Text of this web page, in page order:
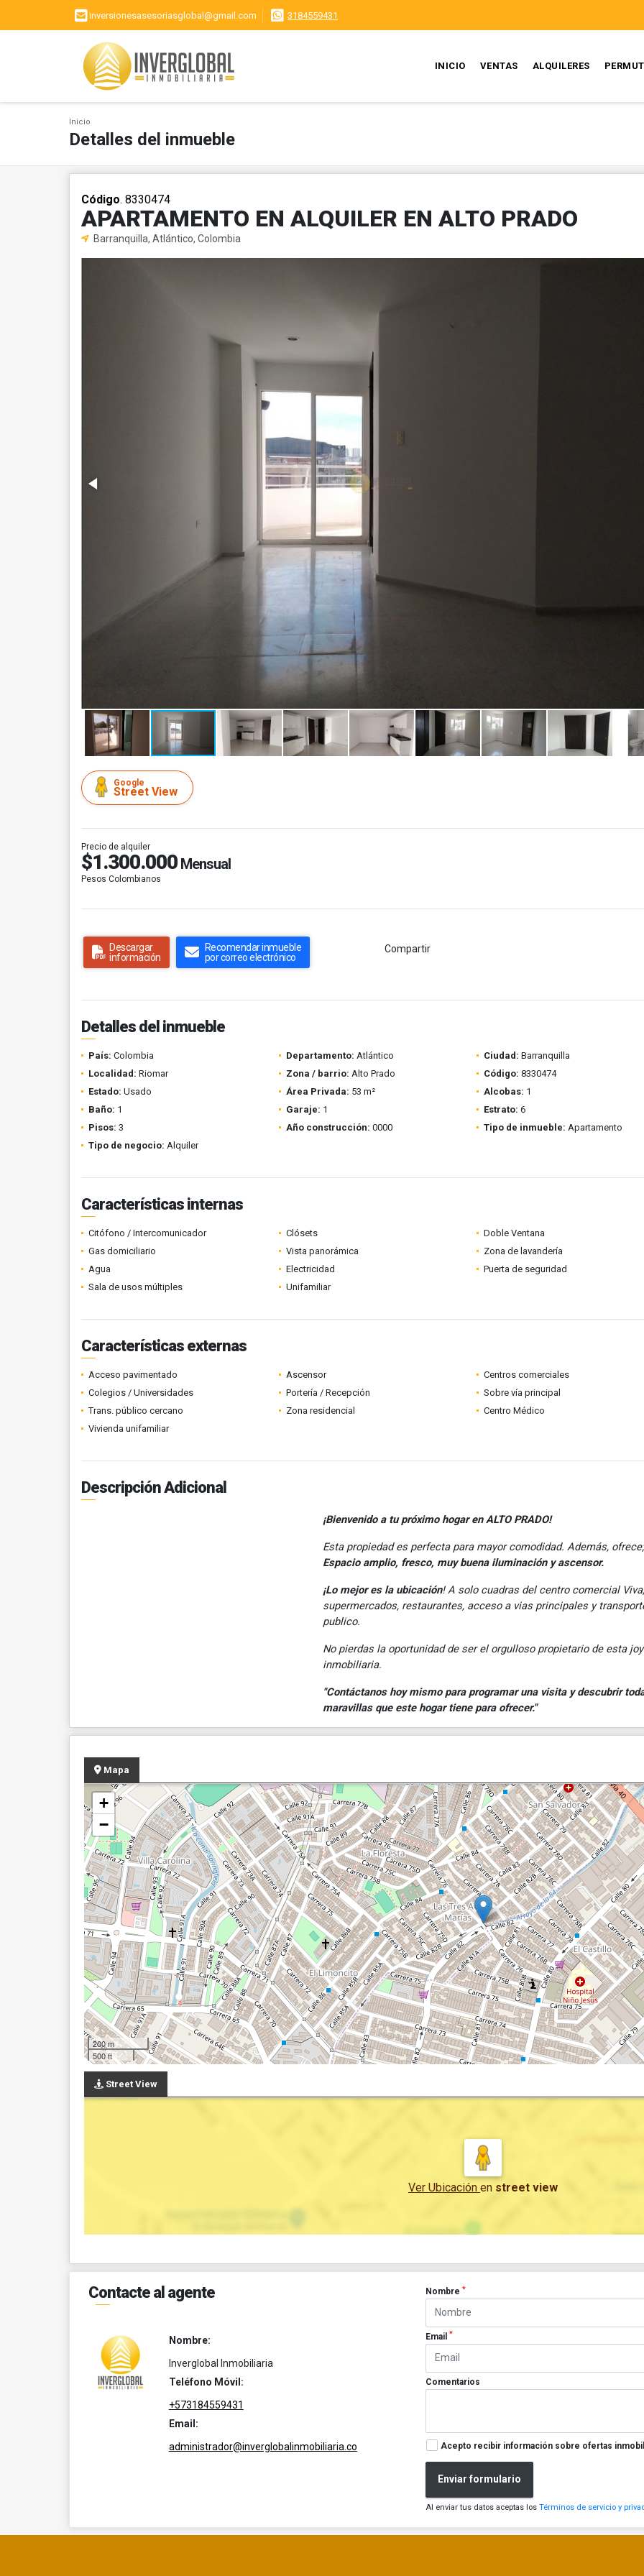
inversionesasesoriasglobal@gmail.com 3184559431
INICIO VENTAS ALQUILERES
Inicio
Detalles del inmueble
Código. 8330474
APARTAMENTO EN ALQUILER EN ALTO PRADO
Barranquilla, Atlántico, Colombia
Google
Street View
Precio de alquiler
$1.300.000 Mensual
Pesos Colombianos
Descargar
información
Recomendar inmueble
por correo electrónico
Compartir
Detalles del inmueble
País: Colombia Departamento: Atlántico Ciudad: Barranquilla
Localidad: Riomar Zona / barrio: Alto Prado Código: 8330474
Estado: Usado Área Privada: 53 m² Alcobas: 1
Baño: 1 Garaje: 1 Estrato: 6
Pisos: 3 Año construcción: 0000 Tipo de inmueble: Apartamento
Tipo de negocio: Alquiler
Características internas
Citófono / Intercomunicador Clósets
Doble Ventana
Gas domiciliario
Vista panorámica
Zona de lavandería
Agua
Electricidad
Puerta de seguridad
Sala de usos múltiples
Unifamiliar
Características externas
Acceso pavimentado Ascensor
Centros comerciales
Colegios / Universidades
Portería / Recepción
Sobre vía principal
Trans. público cercano
Zona residencial
Centro Médico
Vivienda unifamiliar
Descripción Adicional
¡Bienvenido a tu próximo hogar en ALTO PRADO!
Esta propiedad es perfecta para mayor comodidad. Además, ofrece;
Espacio amplio, fresco, muy buena iluminación y ascensor.
¡Lo mejor es la ubicación! A solo cuadras del centro comercial Viva,
supermercados, restaurantes, acceso a vias principales y
publico.
No pierdas la oportunidad de ser el orgulloso propietario de esta
inmobiliaria.
"Contáctanos hoy mismo para programar una visita y descubrir
maravillas que este hogar tiene para ofrecer."
Mapa
+
−
200 m
500 ft
Street View
Ver Ubicación en street view
Contacte al agente
Nombre:
Inverglobal Inmobiliaria
Teléfono Móvil:
+573184559431
Email:
administrador@inverglobalinmobiliaria.co
Nombre*
Email*
Comentarios
Acepto recibir información sobre ofertas
Enviar formulario
Al enviar tus datos aceptas losTérminos de servicio y